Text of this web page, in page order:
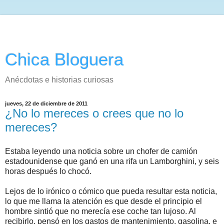
Chica Bloguera
Anécdotas e historias curiosas
jueves, 22 de diciembre de 2011
¿No lo mereces o crees que no lo
mereces?
Estaba leyendo una noticia sobre un chofer de camión
estadounidense que ganó en una rifa un Lamborghini, y seis
horas después lo chocó.
Lejos de lo irónico o cómico que pueda resultar esta noticia,
lo que me llama la atención es que desde el principio el
hombre sintió que no merecía ese coche tan lujoso. Al
recibirlo, pensó en los gastos de mantenimiento, gasolina, e